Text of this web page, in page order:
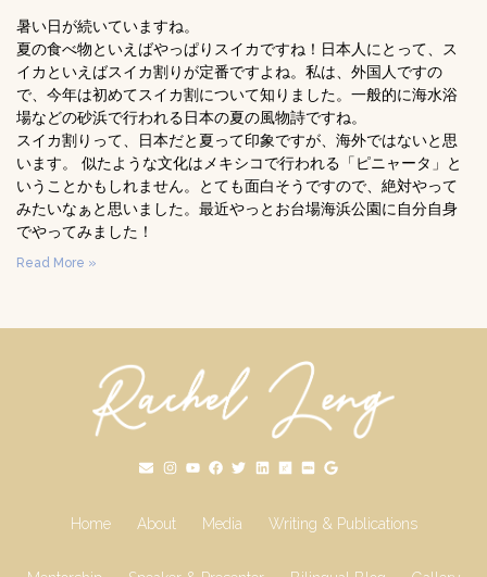
暑い日が続いていますね。
夏の食べ物といえばやっぱりスイカですね！日本人にとって、ス
イカといえばスイカ割りが定番ですよね。私は、外国人ですの
で、今年は初めてスイカ割について知りました。一般的に海水浴
場などの砂浜で行われる日本の夏の風物詩ですね。
スイカ割りって、日本だと夏って印象ですが、海外ではないと思
います。 似たような文化はメキシコで行われる「ピニャータ」と
いうことかもしれません。とても面白そうですので、絶対やって
みたいなぁと思いました。最近やっとお台場海浜公園に自分自身
でやってみました！
Read More »
Home About Media Writing & Publications